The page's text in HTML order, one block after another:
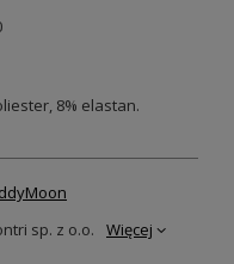
8% elastan.
sp. z o.o. Więcej